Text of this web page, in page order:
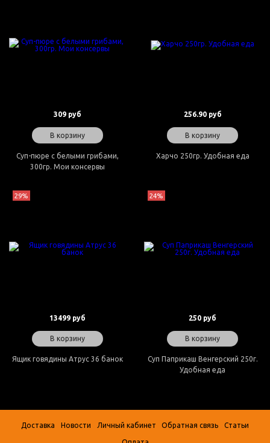
309 руб
В корзину
Суп-пюре с белыми грибами,
300гр. Мои консервы
256.90 руб
В корзину
Харчо 250гр. Удобная еда
29%
13499 руб
В корзину
Ящик говядины Атрус 36 банок
24%
250 руб
В корзину
Суп Паприкаш Венгерский 250г.
Удобная еда
Доставка Новости Личный кабинет Обратная связь Статьи